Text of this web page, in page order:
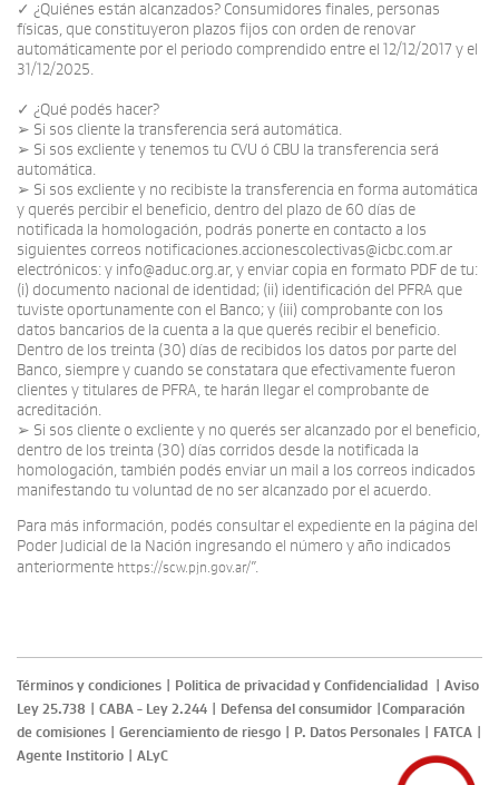
✓ ¿Quiénes están alcanzados? Consumidores finales, personas
físicas, que constituyeron plazos fijos con orden de renovar
automáticamente por el periodo comprendido entre el 12/12/2017 y el
31/12/2025.
✓ ¿Qué podés hacer?
➢ Si sos cliente la transferencia será automática.
➢ Si sos excliente y tenemos tu CVU ó CBU la transferencia será
automática.
➢ Si sos excliente y no recibiste la transferencia en forma automática
y querés percibir el beneficio, dentro del plazo de 60 días de
notificada la homologación, podrás ponerte en contacto a los
siguientes correos notificaciones.accionescolectivas@icbc.com.ar
electrónicos: y info@aduc.org.ar, y enviar copia en formato PDF de tu:
(i) documento nacional de identidad; (ii) identificación del PFRA que
tuviste oportunamente con el Banco; y (iii) comprobante con los
datos bancarios de la cuenta a la que querés recibir el beneficio.
Dentro de los treinta (30) días de recibidos los datos por parte del
Banco, siempre y cuando se constatara que efectivamente fueron
clientes y titulares de PFRA, te harán llegar el comprobante de
acreditación.
➢ Si sos cliente o excliente y no querés ser alcanzado por el beneficio,
dentro de los treinta (30) días corridos desde la notificada la
homologación, también podés enviar un mail a los correos indicados
manifestando tu voluntad de no ser alcanzado por el acuerdo.
Para más información, podés consultar el expediente en la página del
Poder Judicial de la Nación ingresando el número y año indicados
anteriormente https://scw.pjn.gov.ar/”.
Términos y condiciones Politica de privacidad y Confidencialidad
Aviso
Ley 25.738
CABA - Ley 2.244 Defensa del consumidor
Comparación
de comisiones
Gerenciamiento de riesgo P. Datos Personales FATCA
Agente Institorio
ALyC